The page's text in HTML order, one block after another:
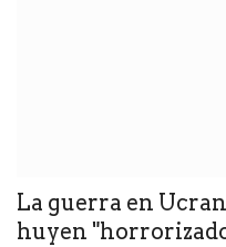
La guerra en
huyen